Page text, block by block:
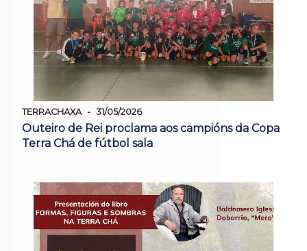
TERRACHAXA 31/05/2026
Outeiro de Rei proclama aos campións da Copa
Terra Chá de fútbol sala